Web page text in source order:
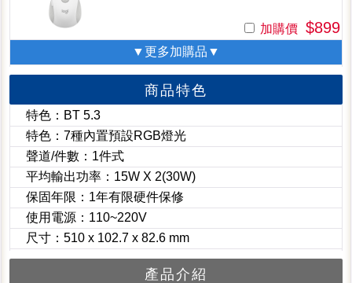
加購價 $899
▼更多加購品▼
商品特色
特色：BT 5.3
特色：7種內置預設RGB燈光
聲道/件數：1件式
平均輸出功率：15W X 2(30W)
保固年限：1年有限硬件保修
使用電源：110~220V
尺寸：510 x 102.7 x 82.6 mm
產品介紹